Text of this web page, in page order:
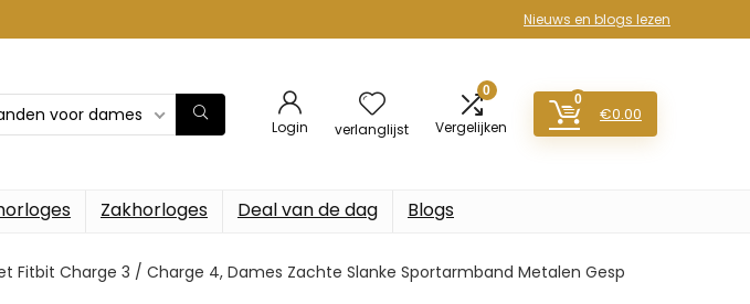
Nieuws en blogs lezen
voor dames
Login verlanglijst
0
Vergelijken
0
€0.00
Zakhorloges Deal van de dag Blogs
Fitbit Charge 3 / Charge 4, Dames Zachte Slanke Sportarmband Metalen Gesp